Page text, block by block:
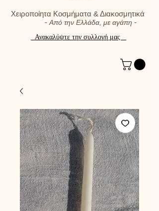
Ανακαλύψτε την συλλογή μας
Χειροποίητα Κοσμήματα & Διακοσμητικά
- Από την Ελλάδα, με αγάπη -